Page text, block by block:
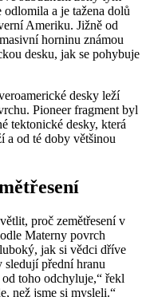
odlomila a je tažena dolů
Ameriku. Jižně od
horninu známou
desku, jak se pohybuje
desky leží
Pioneer fragment byl
tektonické desky, která
a od té doby většinou
proč zemětřesení v
Materny povrch
jak si vědci dříve
přední hranu
toho odchyluje,“ řekl
než jsme si mysleli.“